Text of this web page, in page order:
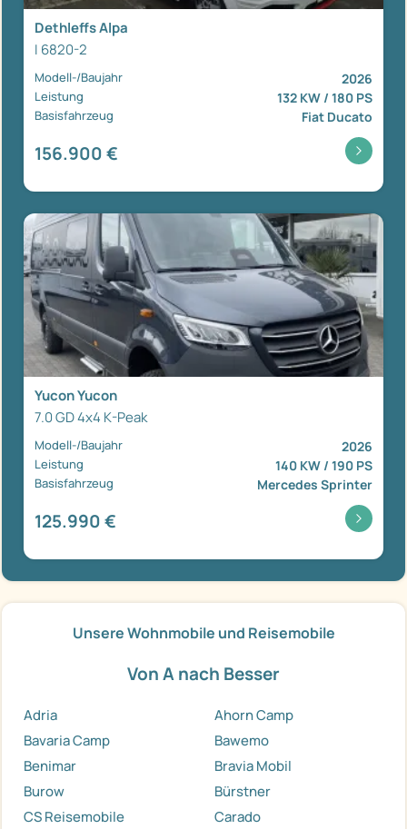
Dethleffs Alpa
I 6820-2
Modell-/Baujahr 2026
Leistung 132 KW / 180 PS
Basisfahrzeug Fiat Ducato
156.900 €
Yucon Yucon
7.0 GD 4x4 K-Peak
Modell-/Baujahr 2026
Leistung 140 KW / 190 PS
Basisfahrzeug Mercedes Sprinter
125.990 €
Unsere Wohnmobile und Reisemobile
Von A nach Besser
Adria
Ahorn Camp
Bavaria Camp
Bawemo
Benimar
Bravia Mobil
Burow
Bürstner
CS Reisemobile
Carado